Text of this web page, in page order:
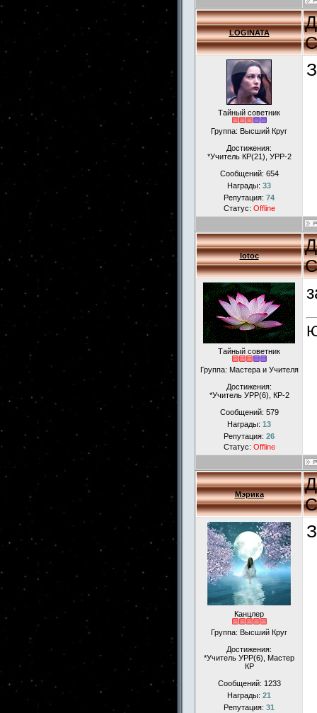
LOGINATA
Тайный советник
Группа: Высший Круг
Достижения:
*Учитель КР(21), УРР-2
Сообщений: 654
Награды: 33
Репутация: 74
Статус: Offline
lotoc
Тайный советник
Группа: Мастера и Учителя
Достижения:
*Учитель УРР(6), КР-2
Сообщений: 579
Награды: 13
Репутация: 26
Статус: Offline
Мэрика
Канцлер
Группа: Высший Круг
Достижения:
*Учитель УРР(6), Мастер
КР
Сообщений: 1233
Награды: 21
Репутация: 31